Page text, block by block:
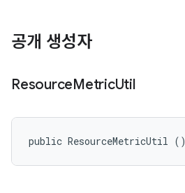
공개 생성자
ResourceMetricUtil
public ResourceMetricUtil ()